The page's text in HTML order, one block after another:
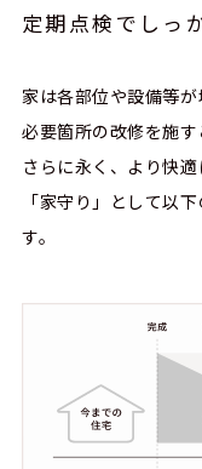
定期点検でしっ
家は各部位や設備等
必要箇所の改修を施す
さらに永く、より快
「家守り」として以
す。